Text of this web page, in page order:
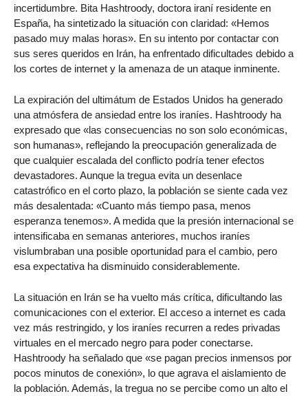
incertidumbre. Bita Hashtroody, doctora iraní residente en
España, ha sintetizado la situación con claridad: «Hemos
pasado muy malas horas». En su intento por contactar con
sus seres queridos en Irán, ha enfrentado dificultades debido a
los cortes de internet y la amenaza de un ataque inminente.
La expiración del ultimátum de Estados Unidos ha generado
una atmósfera de ansiedad entre los iraníes. Hashtroody ha
expresado que «las consecuencias no son solo económicas,
son humanas», reflejando la preocupación generalizada de
que cualquier escalada del conflicto podría tener efectos
devastadores. Aunque la tregua evita un desenlace
catastrófico en el corto plazo, la población se siente cada vez
más desalentada: «Cuanto más tiempo pasa, menos
esperanza tenemos». A medida que la presión internacional se
intensificaba en semanas anteriores, muchos iraníes
vislumbraban una posible oportunidad para el cambio, pero
esa expectativa ha disminuido considerablemente.
La situación en Irán se ha vuelto más crítica, dificultando las
comunicaciones con el exterior. El acceso a internet es cada
vez más restringido, y los iraníes recurren a redes privadas
virtuales en el mercado negro para poder conectarse.
Hashtroody ha señalado que «se pagan precios inmensos por
pocos minutos de conexión», lo que agrava el aislamiento de
la población. Además, la tregua no se percibe como un alto el